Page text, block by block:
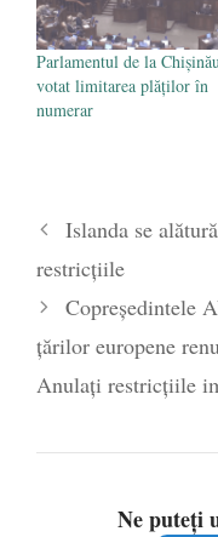
Parlamentul de la
votat limitarea plăților în
numerar
Islanda se
restricțiile
Copreședintele
țărilor europene
Anulați restricțiile
Ne puteți